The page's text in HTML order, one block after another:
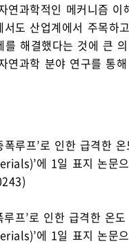
과학적인 메커니즘
도 산업계에서 주목하
해결했다는 것에 큰
과학 분야 연구를 통
프’로 인한 급격한 온
에 1일 표지 논문